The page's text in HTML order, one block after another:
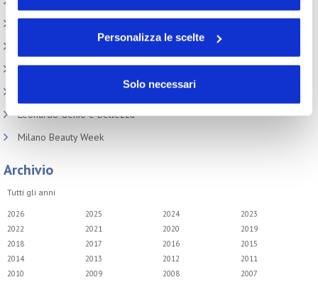
volontà in relazione a ciascuna categoria di cookie del
Personalizza le scelte
Solo necessari
Beauty Links
Incontri tematici
Leonardo Genio e Bellezza
Milano Beauty Week
Archivio
Tutti gli anni
2026 2025 2024
2023
2022
2021 2020
2019
2018
2017 2016
2015
2014
2013 2012
2011
2010
2009 2008
2007